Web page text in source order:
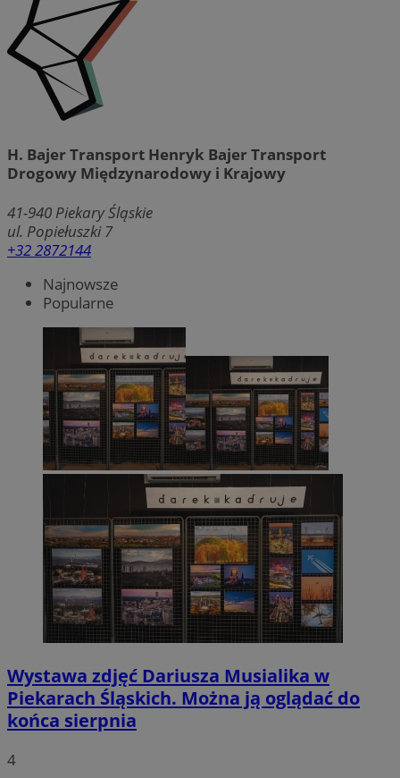
H. Bajer Transport Henryk Bajer Transport
Drogowy Międzynarodowy i Krajowy
41-940 Piekary Śląskie
ul. Popiełuszki 7
+32 2872144
Najnowsze
Popularne
Wystawa zdjęć Dariusza Musialika w
Piekarach Śląskich. Można ją oglądać do
końca sierpnia
4